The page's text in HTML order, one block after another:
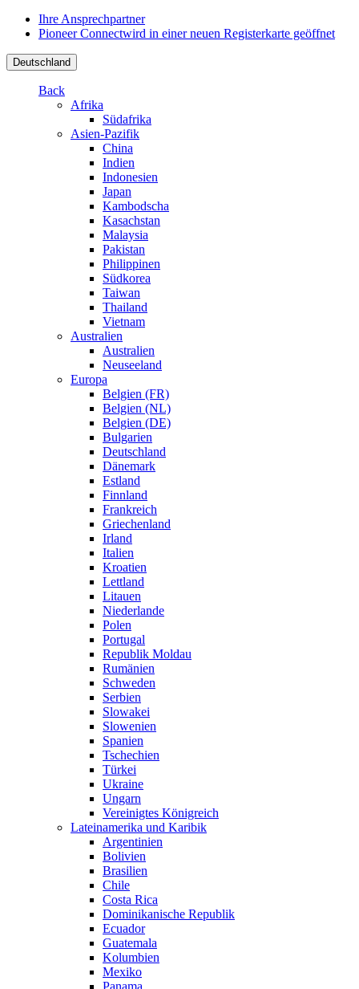
Ihre Ansprechpartner
Pioneer Connectwird in einer neuen Registerkarte geöffnet
Deutschland
Back
Afrika
Südafrika
Asien-Pazifik
China
Indien
Indonesien
Japan
Kambodscha
Kasachstan
Malaysia
Pakistan
Philippinen
Südkorea
Taiwan
Thailand
Vietnam
Australien
Australien
Neuseeland
Europa
Belgien (FR)
Belgien (NL)
Belgien (DE)
Bulgarien
Deutschland
Dänemark
Estland
Finnland
Frankreich
Griechenland
Irland
Italien
Kroatien
Lettland
Litauen
Niederlande
Polen
Portugal
Republik Moldau
Rumänien
Schweden
Serbien
Slowakei
Slowenien
Spanien
Tschechien
Türkei
Ukraine
Ungarn
Vereinigtes Königreich
Lateinamerika und Karibik
Argentinien
Bolivien
Brasilien
Chile
Costa Rica
Dominikanische Republik
Ecuador
Guatemala
Kolumbien
Mexiko